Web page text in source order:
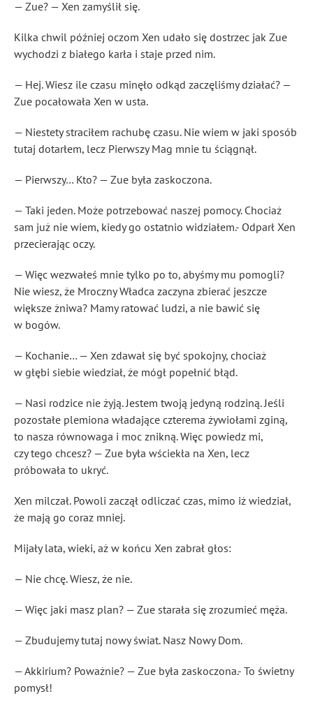
— Zue? — Xen zamyślił się.
Kilka chwil później oczom Xen udało się dostrzec jak Zue
wychodzi z białego karła i staje przed nim.
— Hej. Wiesz ile czasu minęło odkąd zaczęliśmy działać? —
Zue pocałowała Xen w usta.
— Niestety straciłem rachubę czasu. Nie wiem w jaki sposób
tutaj dotarłem, lecz Pierwszy Mag mnie tu ściągnął.
— Pierwszy… Kto? — Zue była zaskoczona.
— Taki jeden. Może potrzebować naszej pomocy. Chociaż
sam już nie wiem, kiedy go ostatnio widziałem.- Odparł Xen
przecierając oczy.
— Więc wezwałeś mnie tylko po to, abyśmy mu pomogli?
Nie wiesz, że Mroczny Władca zaczyna zbierać jeszcze
większe żniwa? Mamy ratować ludzi, a nie bawić się
w bogów.
— Kochanie… — Xen zdawał się być spokojny, chociaż
w głębi siebie wiedział, że mógł popełnić błąd.
— Nasi rodzice nie żyją. Jestem twoją jedyną rodziną. Jeśli
pozostałe plemiona władające czterema żywiołami zginą,
to nasza równowaga i moc znikną. Więc powiedz mi,
czy tego chcesz? — Zue była wściekła na Xen, lecz
próbowała to ukryć.
Xen milczał. Powoli zaczął odliczać czas, mimo iż wiedział,
że mają go coraz mniej.
Mijały lata, wieki, aż w końcu Xen zabrał głos:
— Nie chcę. Wiesz, że nie.
— Więc jaki masz plan? — Zue starała się zrozumieć męża.
— Zbudujemy tutaj nowy świat. Nasz Nowy Dom.
— Akkirium? Poważnie? — Zue była zaskoczona.- To świetny
pomysł!